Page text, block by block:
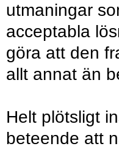
utmaningar
acceptabla
göra att den
allt annat än
Helt plötsligt
beteende att